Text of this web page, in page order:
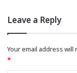
Leave a Reply
Your email address will
*